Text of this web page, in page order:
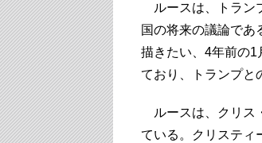
ルースは、トラン
国の将来の議論であ
描きたい、4年前の1
ており、トランプと
ルースは、クリス
ている。クリスティ